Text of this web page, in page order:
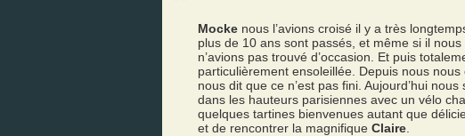
Mocke nous l’avions croisé il y a très
plus de 10 ans sont passés, et même si il
n’avions pas trouvé d’occasion. Et puis
particulièrement ensoleillée. Depuis nous
nous dit que ce n’est pas fini. Aujourd’hui
dans les hauteurs parisiennes avec un vélo
quelques tartines bienvenues autant que
et de rencontrer la magnifique Claire